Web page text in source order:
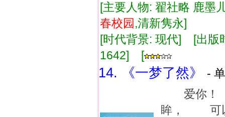
[主要人物: 翟社略 鹿
春校园,清新隽永]
[时代背景: 现代] [出
1642] [
14. 《一梦了然》
-
爱你！
眸， 可以